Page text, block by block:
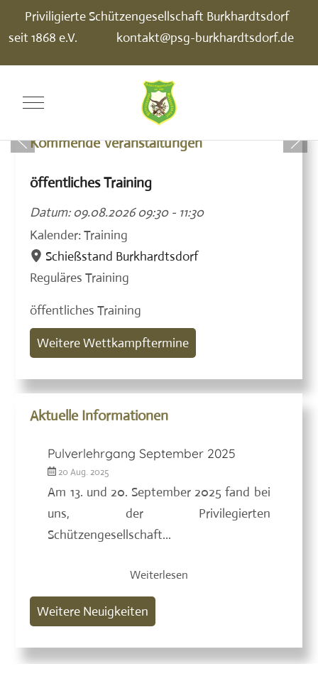
Priviligierte Schützengesellschaft Burkhardtsdorf
seit 1868 e.V.
kontakt@psg-burkhardtsdorf.de
Mobile Menu Toggle
Kommende Veranstaltungen
öffentliches Training
Datum: 09.08.2026 09:30 - 11:30
Kalender: Training
Schießstand Burkhardtsdorf
Reguläres Training
öffentliches Training
Weitere Wettkampftermine
Aktuelle Informationen
Pulverlehrgang September 2025
20 Aug. 2025
Am 13. und 20. September 2025 fand bei
uns, der Privilegierten
Schützengesellschaft...
Weiterlesen
Weitere Neuigkeiten